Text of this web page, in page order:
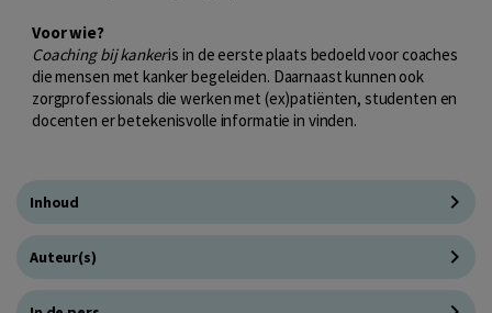
Voor wie?
Coaching bij kankeris in de eerste plaats bedoeld voor coaches
die mensen met kanker begeleiden. Daarnaast kunnen ook
zorgprofessionals die werken met (ex)patiënten, studenten en
docenten er betekenisvolle informatie in vinden.
Inhoud
Auteur(s)